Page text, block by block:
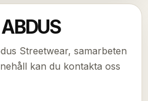
Streetwear, samarbeten
kan du kontakta oss